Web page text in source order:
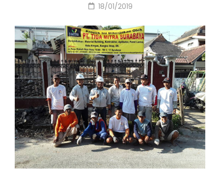
Posted
18/01/2019